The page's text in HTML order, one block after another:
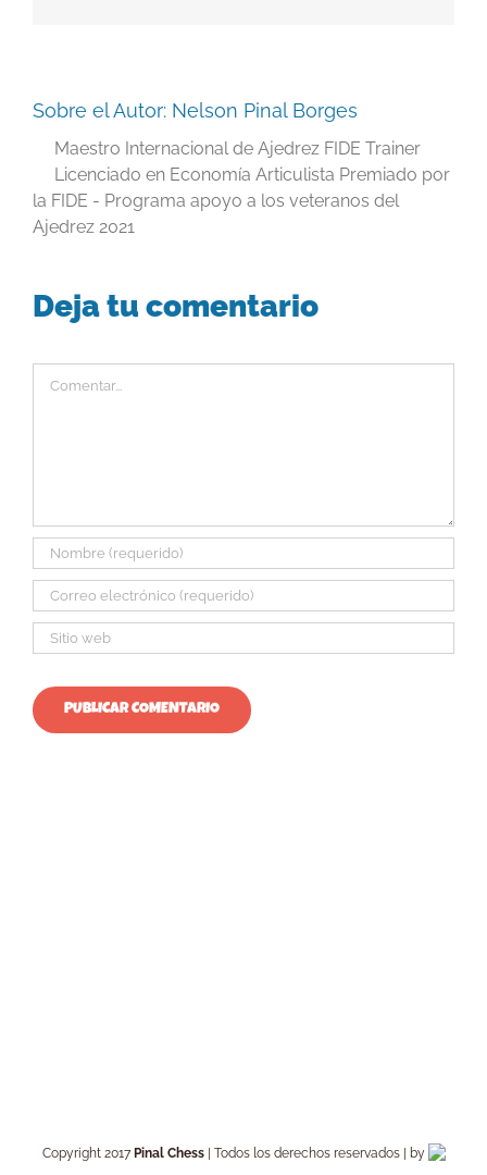
Sobre el Autor: Nelson Pinal Borges
Maestro Internacional de Ajedrez FIDE Trainer
Licenciado en Economía Articulista Premiado por
la FIDE - Programa apoyo a los veteranos del
Ajedrez 2021
Deja tu comentario
Copyright 2017 Pinal Chess| Todos los derechos reservados | by